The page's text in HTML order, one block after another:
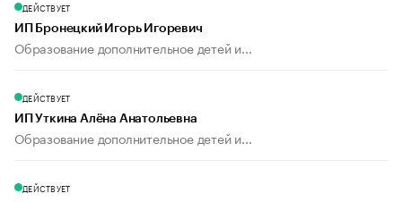
ДЕЙСТВУЕТ
ИП Бронецкий Игорь Игоревич
Образование дополнительное детей и...
ДЕЙСТВУЕТ
ИП Уткина Алёна Анатольевна
Образование дополнительное детей и...
ДЕЙСТВУЕТ